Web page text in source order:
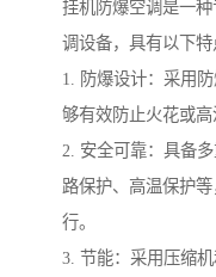
挂机防爆空调是一
调设备，具有以下特
1. 防爆设计：采用
够有效防止火花或高
2. 安全可靠：具备
路保护、高温保护
行。
3. 节能：采用压缩